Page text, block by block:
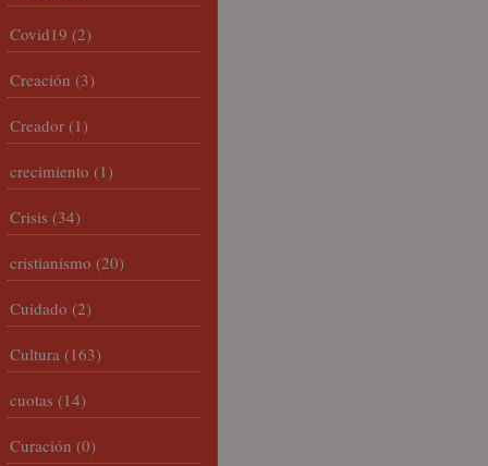
Covid19 (2)
Creación (3)
Creador (1)
crecimiento (1)
Crisis (34)
cristianismo (20)
Cuidado (2)
Cultura (163)
cuotas (14)
Curación (0)